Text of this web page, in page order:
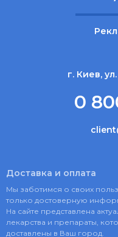
г. Киев,
0
Доставка и оплата
Мы заботимся о своих
только достоверную
На сайте представлена
лекарства и препараты,
доставлены в Ваш город.